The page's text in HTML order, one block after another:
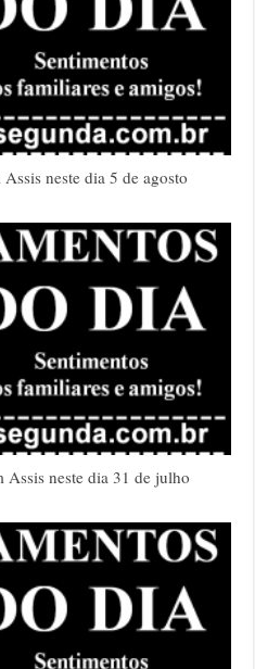
neste dia 5 de agosto
Assis neste dia 31 de julho